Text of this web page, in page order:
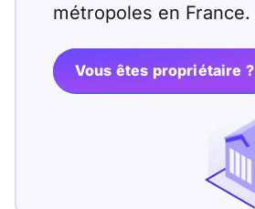
métropoles en France.
Vous êtes propriétaire ?